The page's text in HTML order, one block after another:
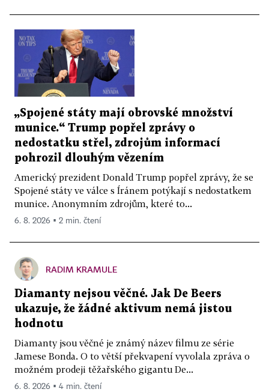
„Spojené státy mají obrovské množství
munice.“ Trump popřel zprávy o
nedostatku střel, zdrojům informací
pohrozil dlouhým vězením
Americký prezident Donald Trump popřel zprávy, že se
Spojené státy ve válce s Íránem potýkají s nedostatkem
munice. Anonymním zdrojům, které to...
6. 8. 2026 ▪ 2 min. čtení
RADIM KRAMULE
Diamanty nejsou věčné. Jak De Beers
ukazuje, že žádné aktivum nemá jistou
hodnotu
Diamanty jsou věčné je známý název filmu ze série
Jamese Bonda. O to větší překvapení vyvolala zpráva o
možném prodeji těžařského gigantu De...
6. 8. 2026 ▪ 4 min. čtení